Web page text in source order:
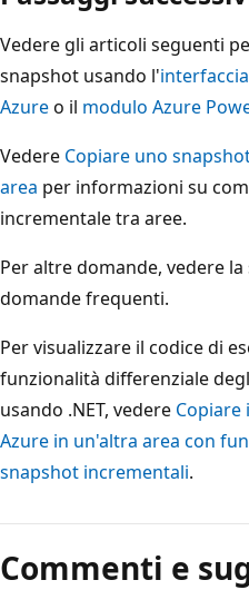
Vedere gli articoli seguenti
snapshot usando l'
Azureo il modulo Azure
Vedere Copiare uno
area per informazioni su
incrementale tra aree.
Per altre domande, vedere la
domande frequenti.
Per visualizzare il codice di
funzionalità differenziale
usando .NET, vedere Copiare
Azure in un'altra area con
snapshot incrementali.
Commenti e